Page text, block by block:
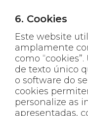
6. Cookies
Este website
amplamente
como
de texto único
o software do
cookies
personalize as
apresentadas,